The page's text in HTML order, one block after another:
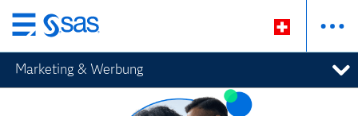
Zurück
zum
Hauptinhalt
Marketing & Werbung